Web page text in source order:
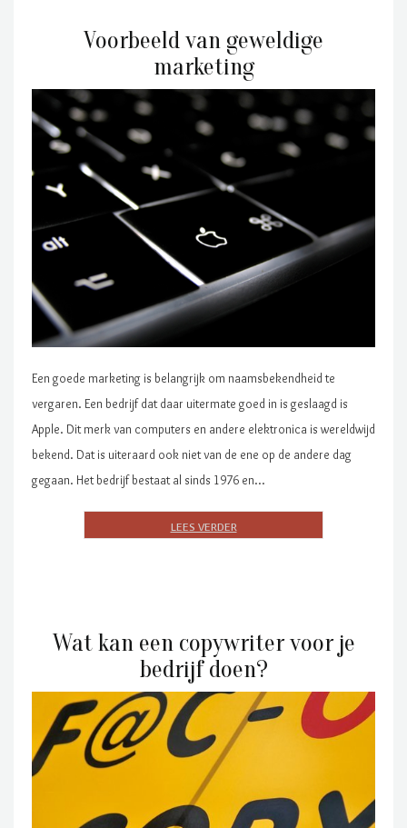
Voorbeeld van geweldige
marketing
Een goede marketing is belangrijk om naamsbekendheid te
vergaren. Een bedrijf dat daar uitermate goed in is geslaagd is
Apple. Dit merk van computers en andere elektronica is wereldwijd
bekend. Dat is uiteraard ook niet van de ene op de andere dag
gegaan. Het bedrijf bestaat al sinds 1976 en…
Wat kan een copywriter voor je
bedrijf doen?